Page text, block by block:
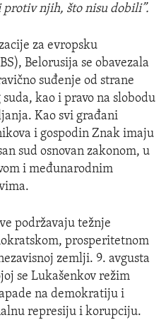
njih, što nisu dobili”.
za evropsku
Belorusija se obavezala
suđenje od strane
kao i pravo na slobodu
Kao svi građani
i gospodin Znak imaju
sud osnovan zakonom, u
i međunarodnim
podržavaju težnje
prosperitetnom
zemlji. 9. avgusta
se Lukašenkov režim
na demokratiju i
represiju i korupciju.